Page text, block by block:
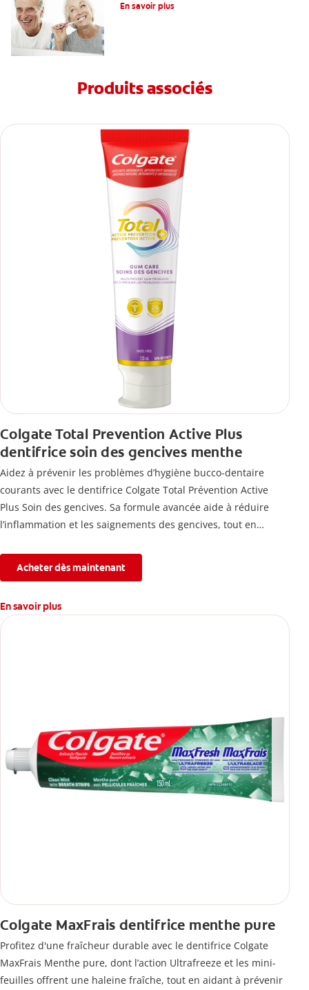
En savoir plus
Produits associés
Colgate Total Prevention Active Plus
dentifrice soin des gencives menthe
Aidez à prévenir les problèmes d’hygiène bucco-dentaire
courants avec le dentifrice Colgate Total Prévention Active
Plus Soin des gencives. Sa formule avancée aide à réduire
l’inflammation et les saignements des gencives, tout en
l’érosion de l’émail.
Acheter dès maintenant
En savoir plus
Colgate MaxFrais dentifrice menthe pure
Profitez d'une fraîcheur durable avec le dentifrice Colgate
MaxFrais Menthe pure, dont l’action Ultrafreeze et les mini-
feuilles offrent une haleine fraîche, tout en aidant à prévenir